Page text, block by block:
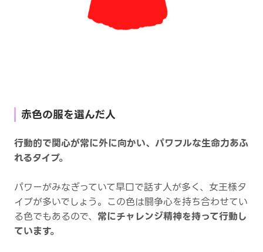
赤色の服を選んだ人
行動的で関心が常に外に向かい、パワフルな生命力あふ
れるタイプ。
パワーがみなぎっていて早口で話す人が多く、女王様タ
イプが多いでしょう。この色は闘争心を持ち合わせてい
る色でもあるので、 常にチャレンジ精神を持って行動し
ています。